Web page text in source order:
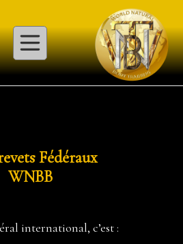
Fédéraux
WNBB
international, c’est :